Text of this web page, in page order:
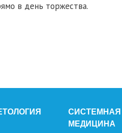
в день торжества.
СИСТЕМНАЯ
МЕДИЦИНА